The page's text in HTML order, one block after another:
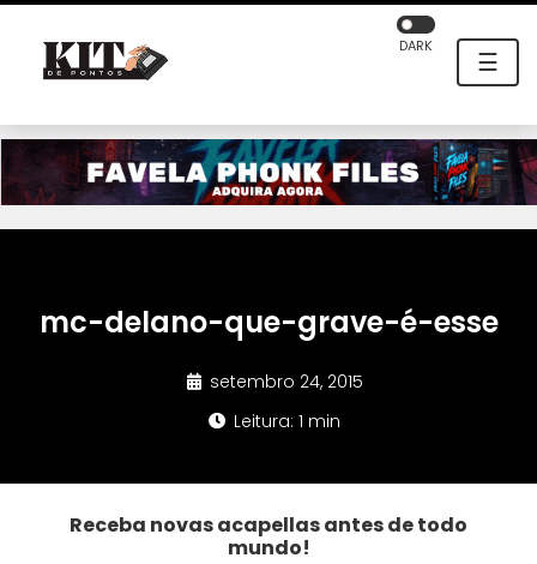
☰
DARK
mc-delano-que-grave-é-esse
setembro 24, 2015
Leitura: 1 min
Receba novas acapellas antes de todo
mundo!